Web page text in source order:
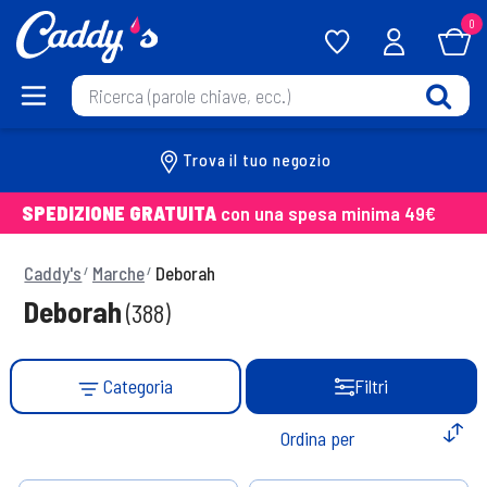
0
Trova il tuo negozio
SPEDIZIONE GRATUITA con una spesa minima 49€
Caddy's Marche Deborah
Deborah(388)
Categoria Filtri